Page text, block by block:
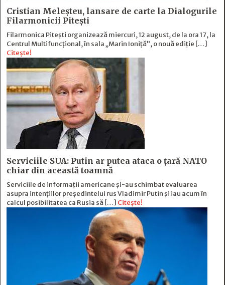
Cristian Meleșteu, lansare de carte la Dialogurile
Filarmonicii Pitești
Filarmonica Pitești organizează miercuri, 12 august, de la ora 17, la
Centrul Multifuncțional, în sala „Marin Ioniță”, o nouă ediție […]
Citește!
Serviciile SUA: Putin ar putea ataca o țară NATO
chiar din această toamnă
Serviciile de informații americane și-au schimbat evaluarea
asupra intențiilor președintelui rus Vladimir Putin și iau acum în
calcul posibilitatea ca Rusia să […] Citește!